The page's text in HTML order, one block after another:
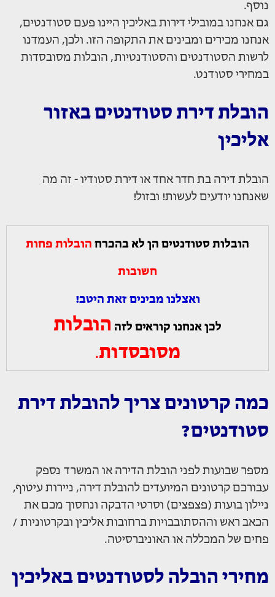
נוסף.
גם אנחנו במובילי דירות באליכין היינו פעם סטודנטים,
אנחנו מכירים ומבינים את התקופה הזו. ולכן, העמדנו
לרשות הסטודנטים והסטודנטיות, הובלות מסובסדות
במחירי סטודנט.
הובלת דירת סטודנטים באזור
אליכין
הובלת דירה בת חדר אחד או דירת סטודיו - זה מה
שאנחנו יודעים לעשות! ובזול!
הובלות סטודנטים הן לא בהכרח הובלות פחות
חשובות
ואצלנו מבינים זאת היטב!
לכן אנחנו קוראים לזה הובלות
מסובסדות.
כמה קרטונים צריך להובלת דירת
סטודנטים?
מספר שבועות לפני הובלת הדירה או המשרד נספק
עבורכם קרטונים המיועדים להובלת דירה, ניירות עיטוף,
ניילון בועות (פצפצים) וסרטי הדבקה ונחסוך מכם את
הכאב ראש וההסתובבויות ברחובות אליכין ובקרטוניות /
פחים של המכללה או האוניברסיטה.
מחירי הובלה לסטודנטים באליכין